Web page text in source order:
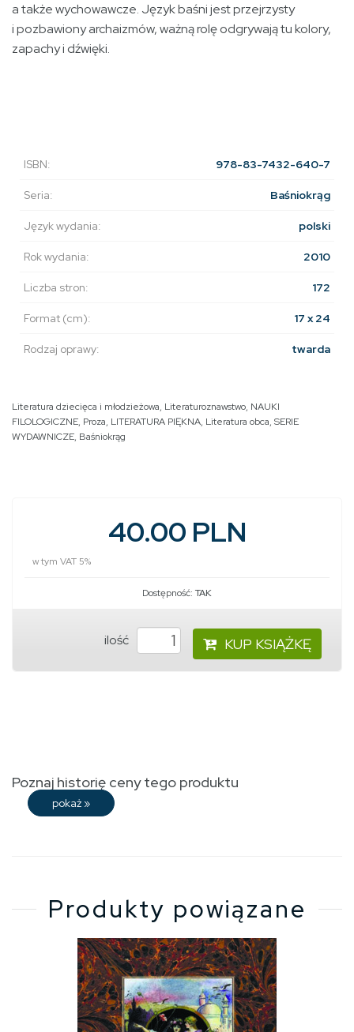
a także wychowawcze. Język baśni jest przejrzysty
i pozbawiony archaizmów, ważną rolę odgrywają tu kolory,
zapachy i dźwięki.
ISBN: 978-83-7432-640-7
Seria: Baśniokrąg
Język wydania: polski
Rok wydania: 2010
Liczba stron: 172
Format (cm): 17 x 24
Rodzaj oprawy: twarda
Literatura dziecięca i młodzieżowa, Literaturoznawstwo, NAUKI
FILOLOGICZNE, Proza, LITERATURA PIĘKNA, Literatura obca, SERIE
WYDAWNICZE, Baśniokrąg
40.00 PLN
w tym VAT 5%
Dostępność: TAK
ilość KUP KSIĄŻKĘ
Poznaj historię ceny tego produktu
pokaż »
Produkty powiązane